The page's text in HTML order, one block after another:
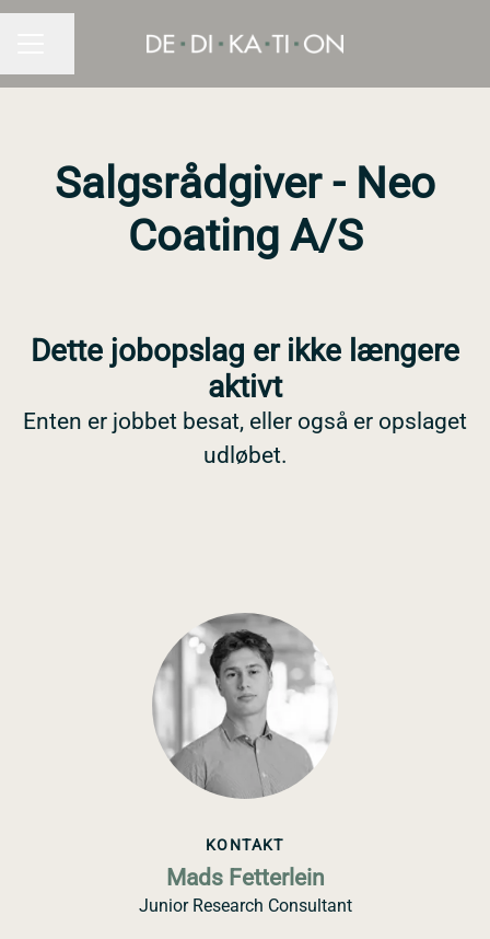
Salgsrådgiver - Neo
Coating A/S
Dette jobopslag er ikke længere
aktivt
Enten er jobbet besat, eller også er opslaget
udløbet.
KONTAKT
Mads Fetterlein
Junior Research Consultant